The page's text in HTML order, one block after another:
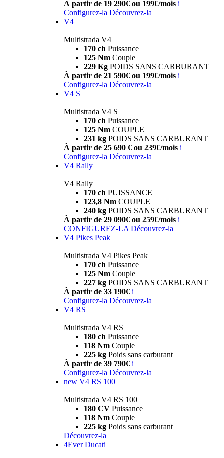
À partir de 19 290€ ou 199€/mois i
Configurez-la Découvrez-la
V4
Multistrada V4
170 ch Puissance
125 Nm Couple
229 Kg POIDS SANS CARBURANT
À partir de 21 590€ ou 199€/mois i
Configurez-la Découvrez-la
V4 S
Multistrada V4 S
170 ch Puissance
125 Nm COUPLE
231 kg POIDS SANS CARBURANT
À partir de 25 690 € ou 239€/mois i
Configurez-la Découvrez-la
V4 Rally
V4 Rally
170 ch PUISSANCE
123,8 Nm COUPLE
240 kg POIDS SANS CARBURANT
À partir de 29 090€ ou 259€/mois i
CONFIGUREZ-LA Découvrez-la
V4 Pikes Peak
Multistrada V4 Pikes Peak
170 ch Puissance
125 Nm Couple
227 kg POIDS SANS CARBURANT
À partir de 33 190€ i
Configurez-la Découvrez-la
V4 RS
Multistrada V4 RS
180 ch Puissance
118 Nm Couple
225 kg Poids sans carburant
À partir de 39 790€ i
Configurez-la Découvrez-la
new V4 RS 100
Multistrada V4 RS 100
180 CV Puissance
118 Nm Couple
225 kg Poids sans carburant
Découvrez-la
4Ever Ducati